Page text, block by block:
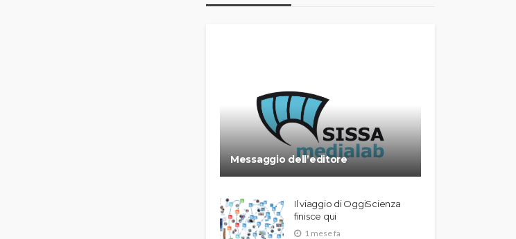
Messaggio dell’editore
Il viaggio di OggiScienza
finisce qui
1 mese fa